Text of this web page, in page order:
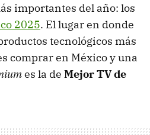
importantes del año: los
2025. El lugar en donde
tecnológicos más
comprar en México y una
es la de Mejor TV de